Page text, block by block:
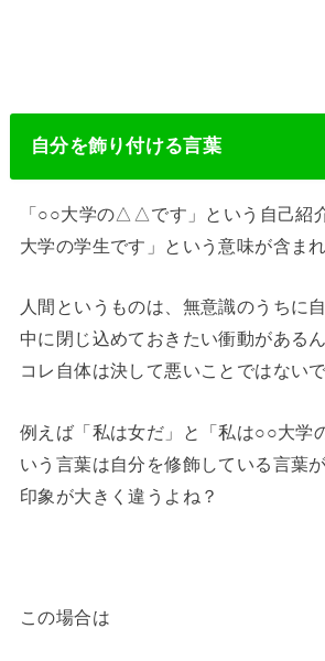
自分を飾り付ける言葉
「○○大学の△△です」という自己紹
大学の学生です」という意味が含ま
人間というものは、無意識のうちに
中に閉じ込めておきたい衝動があるん
コレ自体は決して悪いことではないで
例えば「私は女だ」と「私は○○大学
いう言葉は自分を修飾している言葉
印象が大きく違うよね？
この場合は